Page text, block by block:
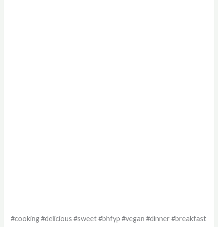
#cooking #delicious #sweet #bhfyp #vegan #dinner #breakfast